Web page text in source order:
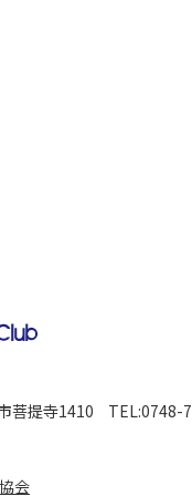
菩提寺1410 TEL:0748-
会